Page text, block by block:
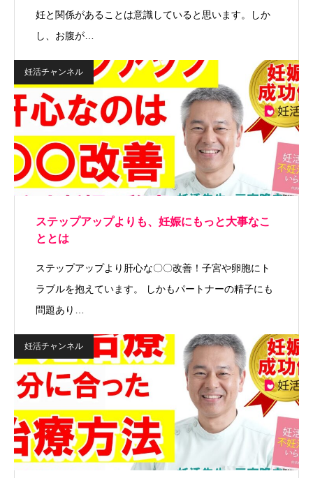
妊と関係があることは意識していると思います。しか
し、お腹が…
妊活チャンネル
ステップアップよりも、妊娠にもっと大事なこ
ととは
ステップアップより肝心な〇〇改善！子宮や卵胞にト
ラブルを抱えています。 しかもパートナーの精子にも
問題あり…
妊活チャンネル